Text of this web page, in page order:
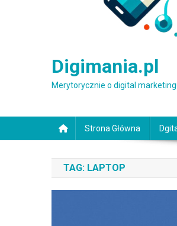
Digimania.pl
Merytorycznie o digital
Strona Główna
TAG: LAPTOP